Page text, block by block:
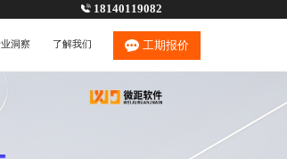
18140119082
洞察 了解我们 工期报价